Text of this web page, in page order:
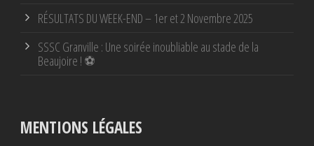
RÉSULTATS DU WEEK-END – 1er et 2 Novembre 2025
SSSC Granville : Une soirée inoubliable au stade de la
Beaujoire ! ⚽
MENTIONS LÉGALES